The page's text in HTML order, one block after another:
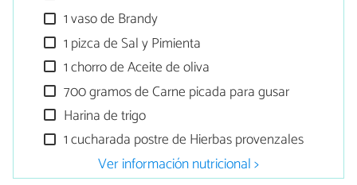
1 vaso de Brandy
1 pizca de Sal y Pimienta
1 chorro de Aceite de oliva
700 gramos de Carne picada para gusar
Harina de trigo
1 cucharada postre de Hierbas provenzales
Ver información nutricional >